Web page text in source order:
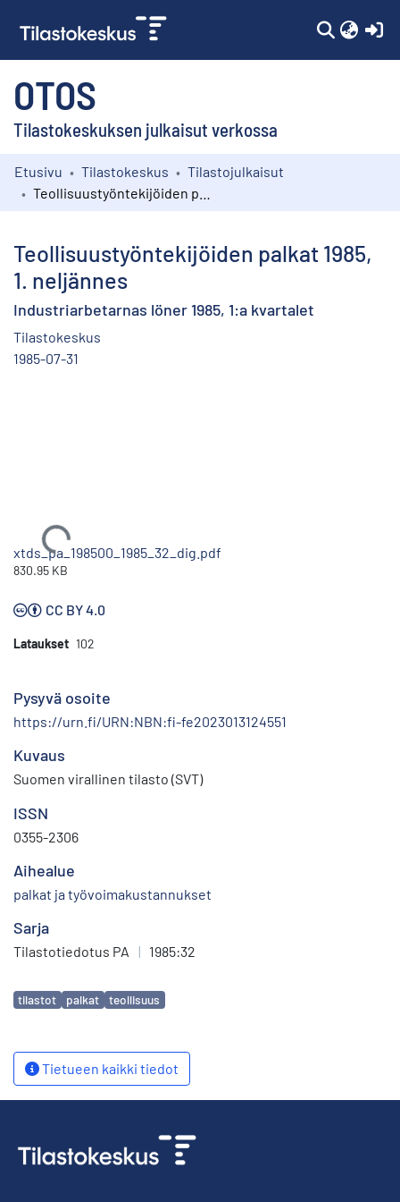
OTOS
Tilastokeskuksen julkaisut verkossa
Kokoelmat
Etusivu Tilastokeskus
Tilastojulkaisut
Teollisuustyöntekijöiden palkat 1985,
1. neljännes
Industriarbetarnas löner 1985, 1:a kvartalet
Tilastokeskus
1985-07-31
Ladataan...
xtds_pa_198500_1985_32_dig.pdf
830.95 KB
CC BY 4.0
Lataukset 102
Pysyvä osoite
https://urn.fi/URN:NBN:fi-fe2023013124551
Kuvaus
Suomen virallinen tilasto (SVT)
ISSN
0355-2306
Aihealue
palkat ja työvoimakustannukset
Sarja
Tilastotiedotus PA | 1985:32
Avainsanat
tilastot palkat teollisuus
Tietueen kaikki tiedot